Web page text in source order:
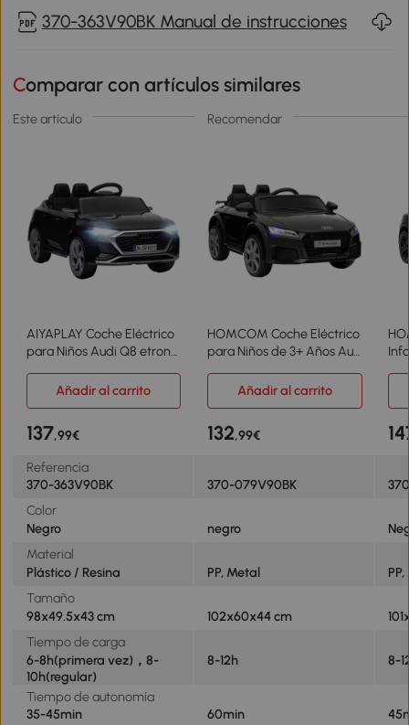
370-363V90BK Manual de instrucciones
Comparar con artículos similares
Este artículo Recomendar
AIYAPLAY Coche Eléctrico
para Niños Audi Q8 etron
Mando a Distancia Faros
Bocina y Música Negro
HOMCOM Coche Eléctrico
para Niños de 3+ Años Audi
Velocidad 3 km/h Mando a
Distancia 102x60x44 cm
Añadir al carrito Añadir al carrito
137,99€ 132,99€
Referencia
370-363V90BK
370-079V90BK
Color
Negro
negro
Material
Plástico / Resina
PP, Metal
Tamaño
98x49.5x43 cm
102x60x44 cm
Tiempo de carga
6-8h(primera vez)，8-
10h(regular)
8-12h 8-
Tiempo de autonomía
35-45min
60min